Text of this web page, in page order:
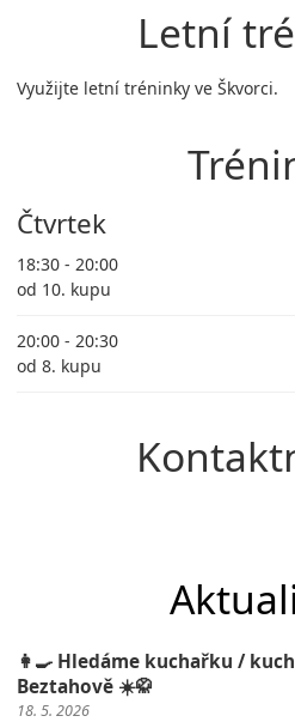
Letní
Využijte letní tréninky ve Škvorci.
Čtvrtek
18:30 - 20:00
od 10. kupu
20:00 - 20:30
od 8. kupu
👩‍🍳 Hledáme kuchařku /
Beztahově ☀️🥋
18. 5. 2026